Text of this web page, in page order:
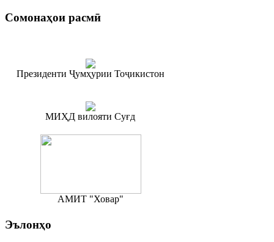
Сомонаҳои расмӣ
Президенти Ҷумҳурии Тоҷикистон
МИҲД вилояти Суғд
АМИТ "Ховар"
Эълонҳо